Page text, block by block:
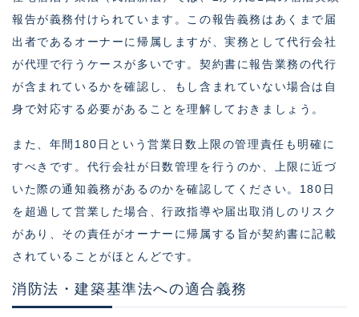
報告が義務付けられています。この報告義務はあくまで届
出者であるオーナーに帰属しますが、実務として代行会社
が代理で行うケースが多いです。契約書に報告業務の代行
が含まれているかを確認し、もし含まれていない場合は自
身で対応する必要があることを理解しておきましょう。
また、年間180日という営業日数上限の管理責任も明確に
すべきです。代行会社が日数管理を行うのか、上限に近づ
いた際の通知義務があるのかを確認してください。180日
を超過して営業した場合、行政指導や届出取消しのリスク
があり、その責任がオーナーに帰属する旨が契約書に記載
されていることがほとんどです。
消防法・建築基準法への適合義務